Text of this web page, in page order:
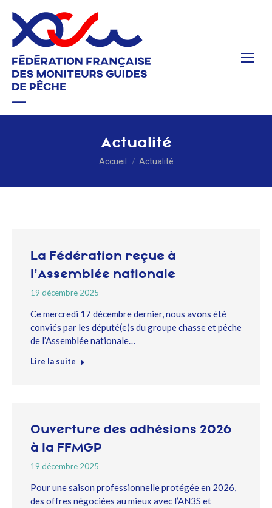
Actualité
Vous êtes ici :
Accueil Actualité
La Fédération reçue à
l’Assemblée nationale
19 décembre 2025
Ce mercredi 17 décembre dernier, nous avons été
conviés par les député(e)s du groupe chasse et pêche
de l’Assemblée nationale…
Lire la suite
Ouverture des adhésions 2026
à la FFMGP
19 décembre 2025
Pour une saison professionnelle protégée en 2026,
des offres négociées au mieux avec l’AN3S et